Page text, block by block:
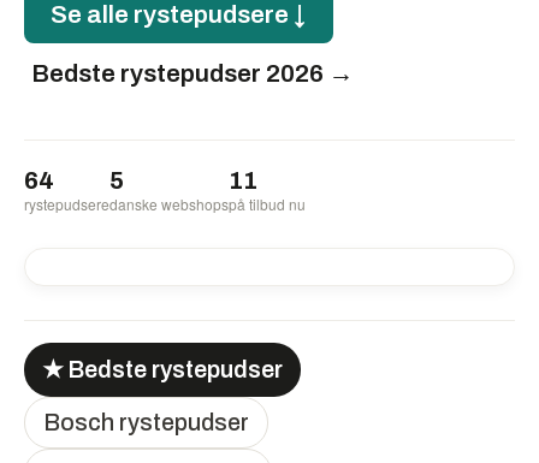
Se alle rystepudsere ↓
Bedste rystepudser 2026 →
64
rystepudsere
5
danske webshops
11
på tilbud nu
-14% -14%
★ Bedste rystepudser
Bosch rystepudser